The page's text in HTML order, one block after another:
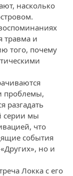
насколько
травма и
того, почему
проблемы,
разгадать
серии мы
что
события
но и
Локка с его